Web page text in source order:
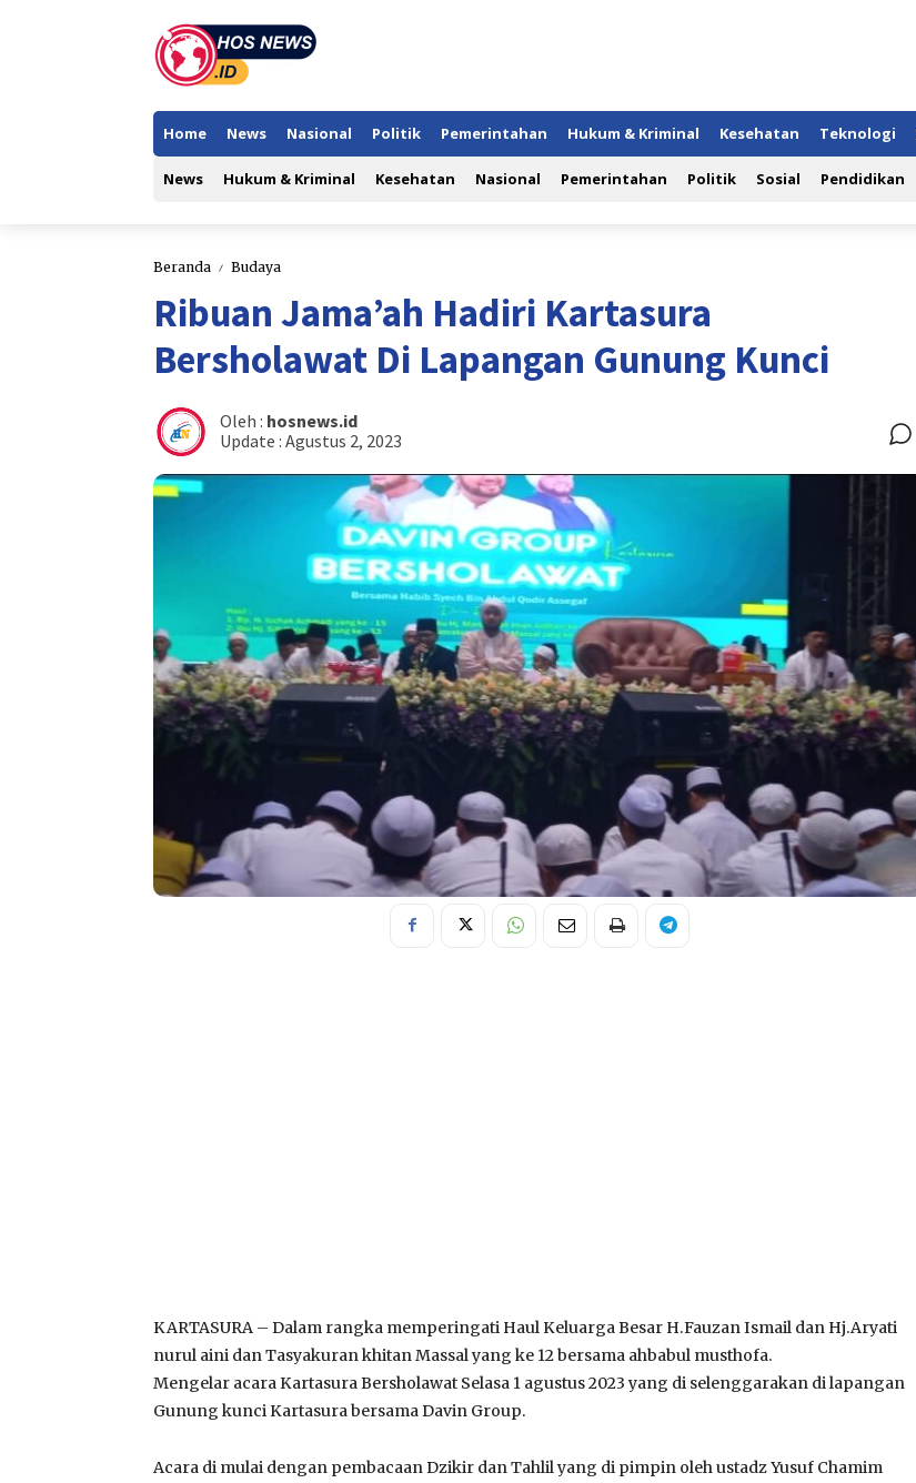
Home News Nasional Politik Pemerintahan Hukum & Kriminal Kesehatan Teknologi
News Hukum & Kriminal Kesehatan Nasional Pemerintahan Politik Sosial Pendidikan
Beranda Budaya
Ribuan Jama’ah Hadiri Kartasura
Bersholawat Di Lapangan Gunung Kunci
Oleh : hosnews.id
Update : Agustus 2, 2023
KARTASURA – Dalam rangka memperingati Haul Keluarga Besar H.Fauzan Ismail dan Hj.Aryati
nurul aini dan Tasyakuran khitan Massal yang ke 12 bersama ahbabul musthofa.
Mengelar acara Kartasura Bersholawat Selasa 1 agustus 2023 yang di selenggarakan di lapangan
Gunung kunci Kartasura bersama Davin Group.
Acara di mulai dengan pembacaan Dzikir dan Tahlil yang di pimpin oleh ustadz Yusuf Chamim